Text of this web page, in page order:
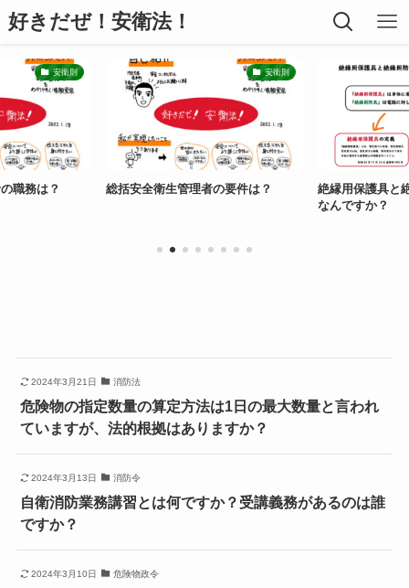
好きだぜ！安衛法！
総括安全衛生管理者の要件は？
絶縁用保護具と絶縁用防具
なんですか？
2024年3月21日 消防法
危険物の指定数量の算定方法は1日の最大数量と言われ
ていますが、法的根拠はありますか？
2024年3月13日 消防令
自衛消防業務講習とは何ですか？受講義務があるのは誰
ですか？
2024年3月10日 危険物政令